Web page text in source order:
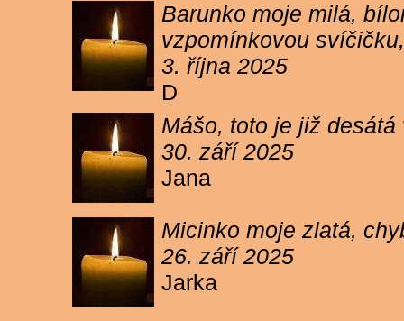
Barunko moje milá,
vzpomínkovou
3. října 2025
D
Mášo, toto je již
30. září 2025
Jana
Micinko moje zlatá,
26. září 2025
Jarka